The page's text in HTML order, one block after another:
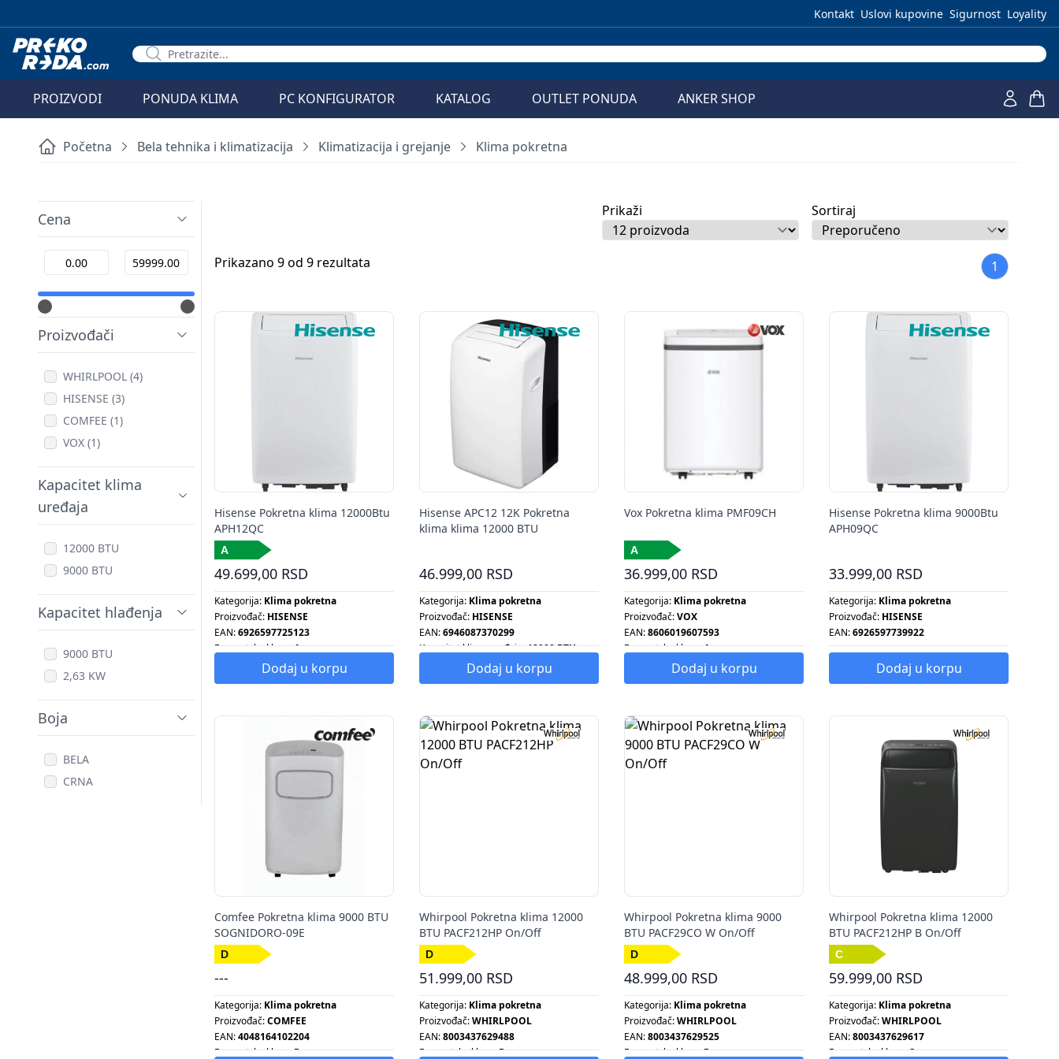
Kontakt Uslovi kupovine Sigurnost Loyality
PROIZVODI PONUDA KLIMA PC KONFIGURATOR KATALOG OUTLET PONUDA ANKER SHOP
Početna Bela tehnika i klimatizacija Klimatizacija i grejanje Klima pokretna
Cena
Proizvođači
WHIRLPOOL (4)
HISENSE (3)
COMFEE (1)
VOX (1)
Kapacitet klima
uređaja
12000 BTU
9000 BTU
Kapacitet hlađenja
9000 BTU
2,63 KW
Boja
BELA
CRNA
Prikaži Sortiraj
Prikazano 9 od 9 rezultata 1
Hisense Pokretna klima 12000Btu
APH12QC
49.699,00 RSD
Kategorija: Klima pokretna
Proizvođač: HISENSE
EAN:6926597725123
Energetska klasa:A
Energetska klasa:A
Kapacitet:
12000 BTU
Dodaj u korpu
Hisense APC12 12K Pokretna
klima klima 12000 BTU
46.999,00 RSD
Kategorija: Klima pokretna
Proizvođač: HISENSE
EAN:6946087370299
Kapacitet klima uređaja:12000 BTU
Dodaj u korpu
Vox Pokretna klima PMF09CH
36.999,00 RSD
Kategorija: Klima pokretna
Proizvođač:VOX
EAN:8606019607593
Energetska klasa:A
Dodaj u korpu
Hisense Pokretna klima 9000Btu
APH09QC
33.999,00 RSD
Kategorija: Klima pokretna
Proizvođač: HISENSE
EAN:6926597739922
Dodaj u korpu
Comfee Pokretna klima 9000 BTU
SOGNIDORO-09E
---
Kategorija: Klima pokretna
Proizvođač:COMFEE
EAN:4048164102204
Energetska klasa:D
Whirpool Pokretna klima 12000
BTU PACF212HP On/Off
51.999,00 RSD
Kategorija: Klima pokretna
Proizvođač:WHIRLPOOL
EAN:8003437629488
Energetska klasa:D
Whirpool Pokretna klima 9000
BTU PACF29CO W On/Off
48.999,00 RSD
Kategorija: Klima pokretna
Proizvođač:WHIRLPOOL
EAN:8003437629525
Energetska klasa:D
Whirpool Pokretna klima 12000
BTU PACF212HP B On/Off
59.999,00 RSD
Kategorija: Klima pokretna
Proizvođač:WHIRLPOOL
EAN:8003437629617
Energetska klasa:C